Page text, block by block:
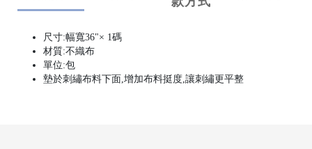
尺寸:幅寬36"× 1碼
材質:不織布
單位:包
墊於刺繡布料下面,增加布料挺度,讓刺繡更平整